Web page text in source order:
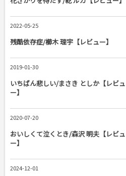
2022-05-25
残酷依存症/櫛木 理宇【レビュー】
2019-01-30
いちばん悲しい/まさき としか【レビュ
ー】
2020-07-20
おいしくて泣くとき/森沢 明夫【レビュ
ー】
2024-12-01